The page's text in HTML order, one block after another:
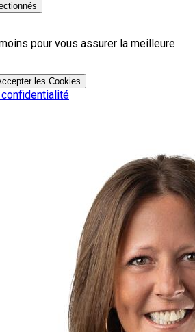
pour vous assurer la meilleure
les Cookies